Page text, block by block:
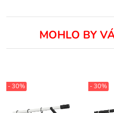
MOHLO BY
- 30% - 30%